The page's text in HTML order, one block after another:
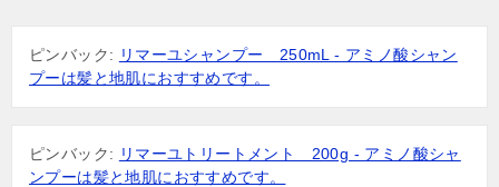
シ
ピンバック: リマーユシャンプー 250mL - アミノ酸シャン
プーは髪と地肌におすすめです。
ピンバック: リマーユトリートメント 200g - アミノ酸シャ
ンプーは髪と地肌におすすめです。